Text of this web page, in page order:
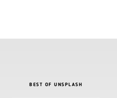
BEST OF UNSPLASH